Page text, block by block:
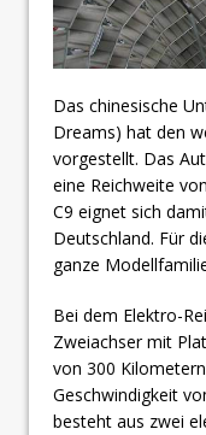
Das chinesische
Dreams) hat den
vorgestellt. Das
eine Reichweite
C9 eignet sich
Deutschland. Für
ganze
Bei dem Elektro-
Zweiachser mit
von 300
Geschwindigkeit
besteht aus zwei